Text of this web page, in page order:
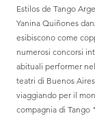
Estilos de Tango
Yanina Quiñones
esibiscono come
numerosi concorsi
abituali performer
teatri di Buenos
viaggiando per il
compagnia di Tango